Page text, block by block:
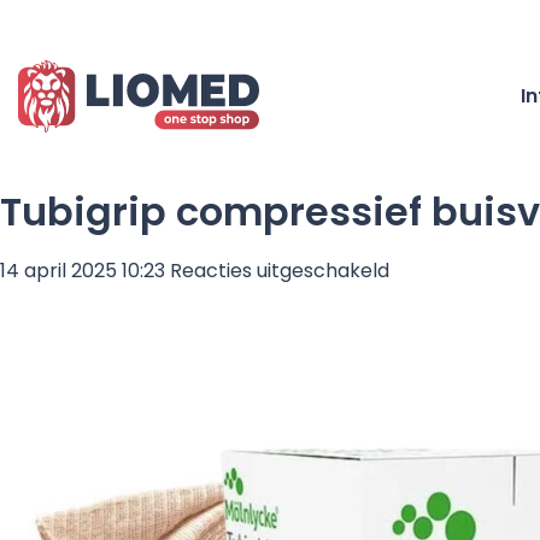
Tubigrip compressief
14 april 2025 10:23 Reacties uitgeschakeldvoor
Beige
10